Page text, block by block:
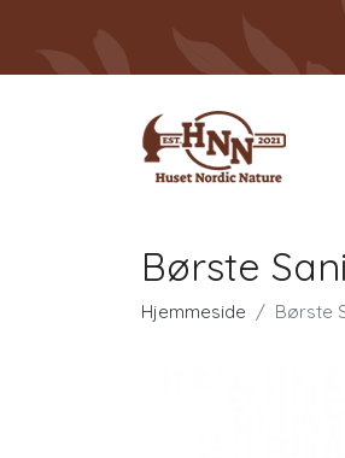
Børste
Hjemmeside Børste